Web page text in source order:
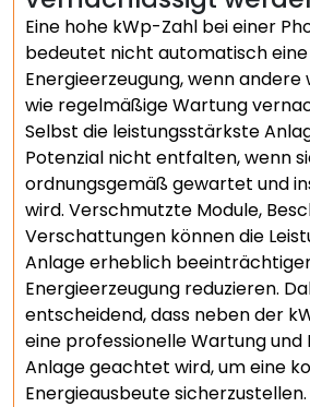
Eine hohe kWp-Zahl bei einer
bedeutet nicht automatisch
Energieerzeugung, wenn
wie regelmäßige Wartung
Selbst die leistungsstärkste
Potenzial nicht entfalten, wenn
ordnungsgemäß gewartet und
wird. Verschmutzte Module,
Verschattungen können die
Anlage erheblich
Energieerzeugung reduzieren.
entscheidend, dass neben der
eine professionelle Wartung und
Anlage geachtet wird, um eine
Energieausbeute sicherzustellen.